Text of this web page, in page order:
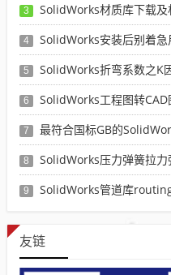
3 SolidWorks材质库下载
4 SolidWorks安装后别着急用，这八
5 SolidWorks折弯系数之K
6 SolidWorks工程图转CAD图纸
7 最符合国标GB的SolidWorks
8 SolidWorks压力弹簧拉力弹簧
9 SolidWorks管道库
友链